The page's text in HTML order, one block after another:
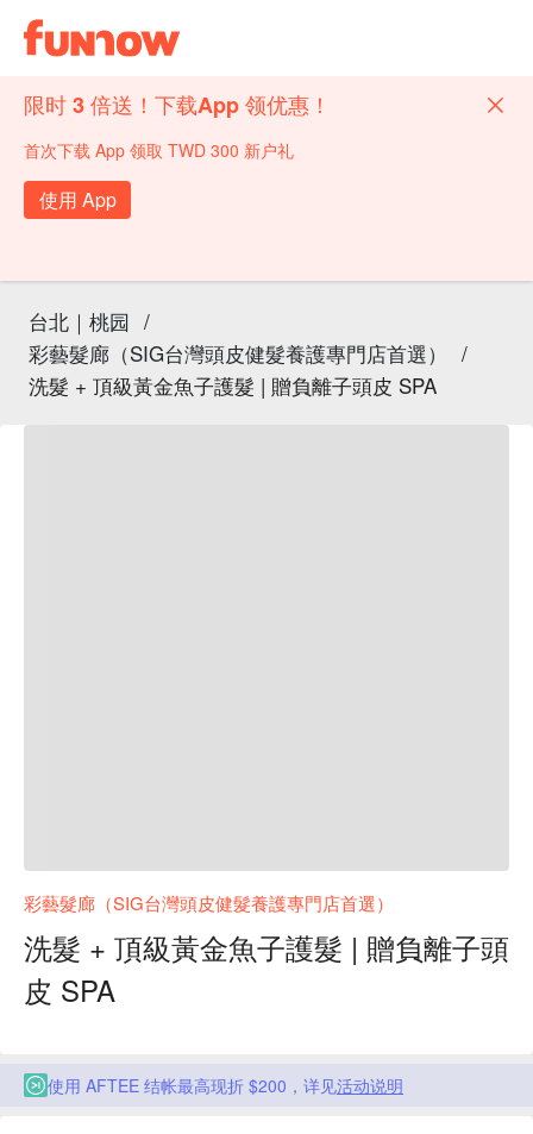
限时 3 倍送！下载App 领优惠！
首次下载 App 领取 TWD 300 新户礼
使用 App
台北｜桃园 /
彩藝髮廊（SIG台灣頭皮健髮養護專門店首選）
/
洗髮 + 頂級黃金魚子護髮 | 贈負離子頭皮 SPA
彩藝髮廊（SIG台灣頭皮健髮養護專門店首選）
洗髮 + 頂級黃金魚子護髮 | 贈負離子頭
皮 SPA
使用 AFTEE 结帐最高现折 $200，详见活动说明